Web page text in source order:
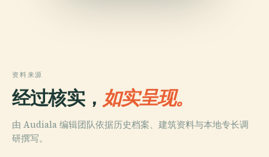
资料来源
经过核实， 如实呈现。
由 Audiala 编辑团队依据历史档案、建筑资料与本地专长调
研撰写。